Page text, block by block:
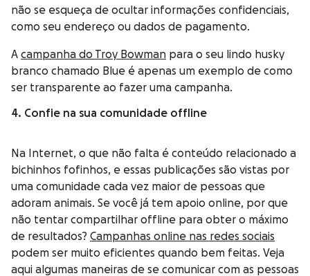
não se esqueça de ocultar informações confidenciais,
como seu endereço ou dados de pagamento.
A campanha do Troy Bowman para o seu lindo husky
branco chamado Blue é apenas um exemplo de como
ser transparente ao fazer uma campanha.
4. Confie na sua comunidade offline
Na Internet, o que não falta é conteúdo relacionado a
bichinhos fofinhos, e essas publicações são vistas por
uma comunidade cada vez maior de pessoas que
adoram animais. Se você já tem apoio online, por que
não tentar compartilhar offline para obter o máximo
de resultados? Campanhas online nas redes sociais
podem ser muito eficientes quando bem feitas. Veja
aqui algumas maneiras de se comunicar com as pessoas